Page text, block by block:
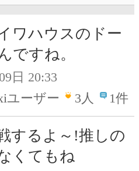
ワハウスのドー
ですね。
日 20:33
ユーザー
3人 1件
するよ～!推しの
くてもね